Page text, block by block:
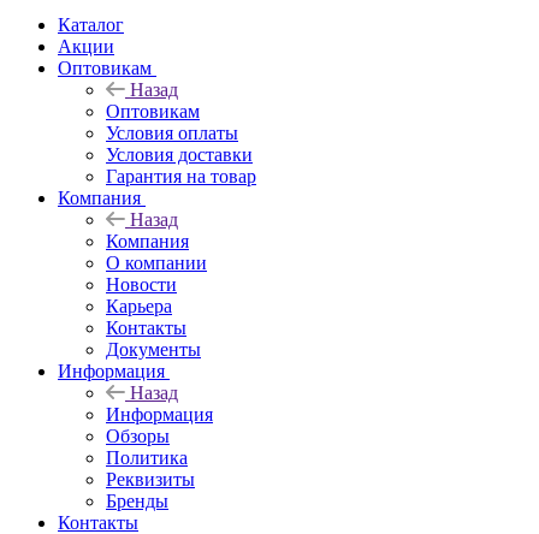
Каталог
Акции
Оптовикам
Назад
Оптовикам
Условия оплаты
Условия доставки
Гарантия на товар
Компания
Назад
Компания
О компании
Новости
Карьера
Контакты
Документы
Информация
Назад
Информация
Обзоры
Политика
Реквизиты
Бренды
Контакты